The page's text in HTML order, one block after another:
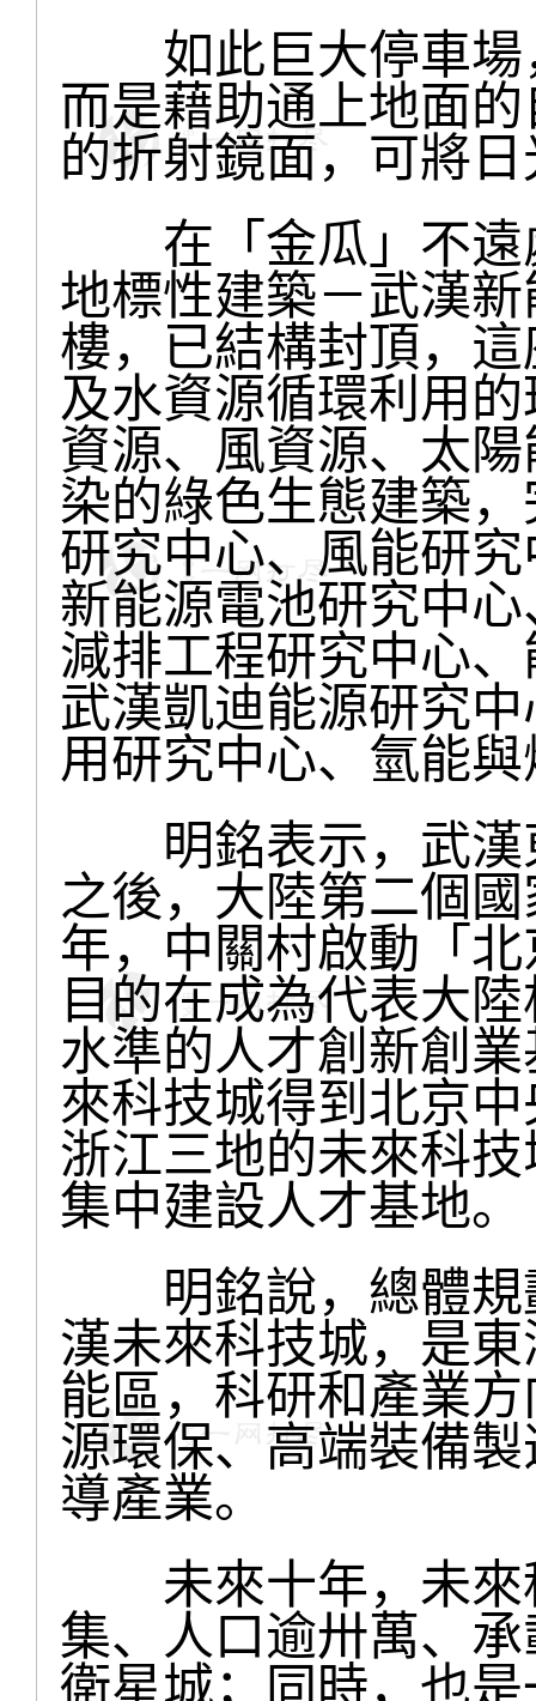
如此巨大停車場
而是藉助通上地面
的折射鏡面，可將
在「金瓜」不遠
地標性建築－武漢
樓，已結構封頂，
及水資源循環利用
資源、風資源、太
染的綠色生態建築
研究中心、風能研
新能源電池研究中
減排工程研究中心
武漢凱迪能源研究
用研究中心、氫能
明銘表示，武漢
之後，大陸第二個
年，中關村啟動「
目的在成為代表大
水準的人才創新創
來科技城得到北京
浙江三地的未來科
集中建設人才基地。
明銘說，總體規
漢未來科技城，是
能區，科研和產業
源環保、高端裝備
導產業。
未來十年，未來
集、人口逾卅萬、
衛星城；同時，也